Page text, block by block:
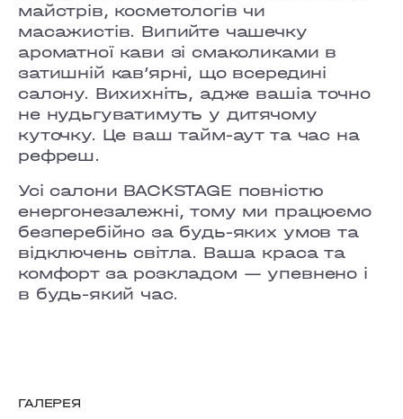
майстрів, косметологів чи
масажистів. Випийте чашечку
ароматної кави зі смаколиками в
затишній кав’ярні, що всередині
салону. Вихихніть, адже вашіа точно
не нудьгуватимуть у дитячому
куточку. Це ваш тайм-аут та час на
рефреш.
Усі салони BACKSTAGE повністю
енергонезалежні, тому ми працюємо
безперебійно за будь-яких умов та
відключень світла. Ваша краса та
комфорт за розкладом — упевнено і
в будь-який час.
ГАЛЕРЕЯ